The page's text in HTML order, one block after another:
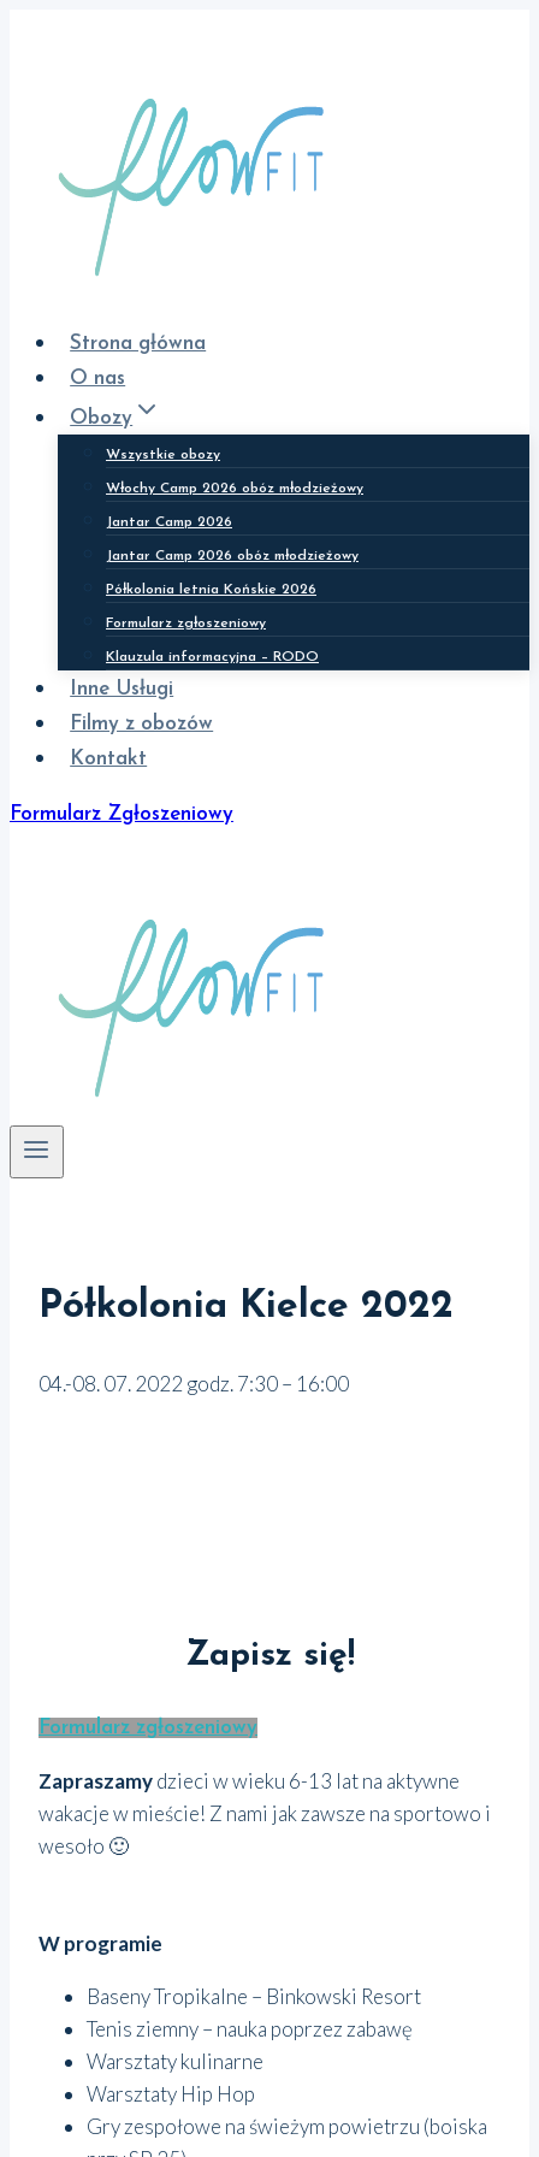
Strona główna
O nas
Obozy
Wszystkie obozy
Włochy Camp 2026 obóz młodzieżowy
Jantar Camp 2026
Jantar Camp 2026 obóz młodzieżowy
Półkolonia letnia Końskie 2026
Formularz zgłoszeniowy
Klauzula informacyjna – RODO
Inne Usługi
Filmy z obozów
Kontakt
Formularz Zgłoszeniowy
Półkolonia Kielce 2022
04.-08. 07. 2022 godz. 7:30 – 16:00
Zapisz się!
Formularz zgłoszeniowy
Zapraszamydzieci w wieku 6-13 lat na aktywne
wakacje w mieście! Z nami jak zawsze na sportowo i
wesoło 🙂
W programie
Baseny Tropikalne – Binkowski Resort
Tenis ziemny – nauka poprzez zabawę
Warsztaty kulinarne
Warsztaty Hip Hop
Gry zespołowe na świeżym powietrzu (boiska